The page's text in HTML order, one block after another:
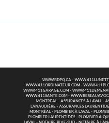
WWW.RDPQ.CA -
WWW.411ORDINATEUR.COM -
WWW.411GARAGE.COM-
WWW.411SANTE.COM -
MONTRÉAL - ASSURANCES À LAVAL -
LANAUDIÈRE - ASSURANCES
MONTRÉAL - PLOMBIER À LAVAL -
PLOMBIER LAURENTIDES - PLOMBIER À
LAVAL - NOTAIRE RIVE-SUD- NOTAIRE À